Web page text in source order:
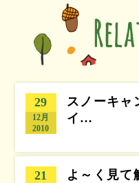
29
12月
2010
スノーキ
イ…
21
よ～く見て